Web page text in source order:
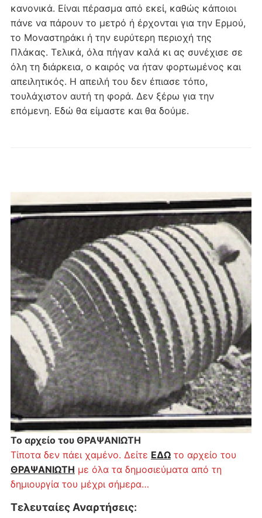
Το αρχείο του ΘΡΑΨΑΝΙΩΤΗ
Τίποτα δεν πάει χαμένο. Δείτε ΕΔΩτο αρχείο του
ΘΡΑΨΑΝΙΩΤΗ με όλα τα δημοσιεύματα από τη
δημιουργία του μέχρι σήμερα…
Τελευταίες Αναρτήσεις:
κανονικά. Είναι πέρασμα από εκεί, καθώς κάποιοι
πάνε να πάρουν το μετρό ή έρχονται για την Ερμού,
το Μοναστηράκι ή την ευρύτερη περιοχή της
Πλάκας. Τελικά, όλα πήγαν καλά κι ας συνέχισε σε
όλη τη διάρκεια, ο καιρός να ήταν φορτωμένος και
απειλητικός. Η απειλή του δεν έπιασε τόπο,
τουλάχιστον αυτή τη φορά. Δεν ξέρω για την
επόμενη. Εδώ θα είμαστε και θα δούμε.